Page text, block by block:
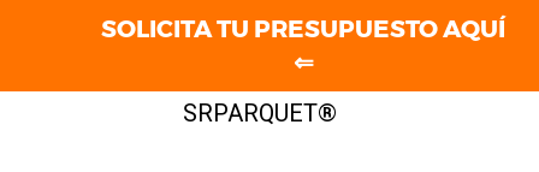
SRPARQUET®
SOLICITA TU PRESUPUESTO AQUÍ
⇐